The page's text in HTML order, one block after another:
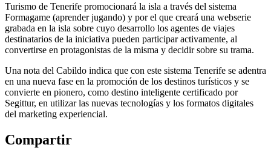
Turismo de Tenerife promocionará la isla a través del sistema
Formagame (aprender jugando) y por el que creará una webserie
grabada en la isla sobre cuyo desarrollo los agentes de viajes
destinatarios de la iniciativa pueden participar activamente, al
convertirse en protagonistas de la misma y decidir sobre su trama.
Una nota del Cabildo indica que con este sistema Tenerife se adentra
en una nueva fase en la promoción de los destinos turísticos y se
convierte en pionero, como destino inteligente certificado por
Segittur, en utilizar las nuevas tecnologías y los formatos digitales
del marketing experiencial.
Compartir